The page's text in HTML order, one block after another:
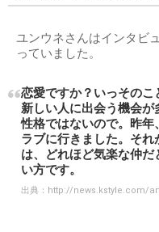
ユンウネさんはインタビ
っていました。
恋愛ですか？いっそのこ
新しい人に出会う機会
性格ではないので。昨年
ラブに行きました。そ
は、どれほど気楽な仲
い方です。
出典： http://news.kstyle.com/